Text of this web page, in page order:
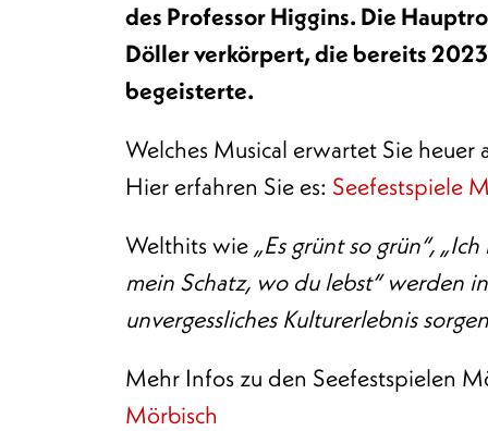
des Professor Higgins. Die
Döller verkörpert, die bereits
begeisterte.
Welches Musical erwartet Sie heuer
Hier erfahren Sie es: Seefestspiele
Welthits wie „Es grünt so grün“,
mein Schatz, wo du lebst“ werden
unvergessliches Kulturerlebnis
Mehr Infos zu den Seefestspielen
Mörbisch